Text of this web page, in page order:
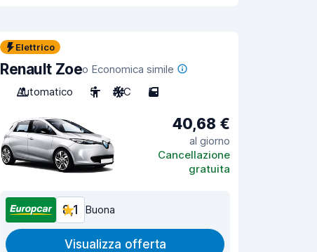
Elettrico
Renault Zoeo Economica simile
Automatico
5 A/C 5
40,68 €
al giorno
Cancellazione
gratuita
8,1 Buona
Visualizza offerta